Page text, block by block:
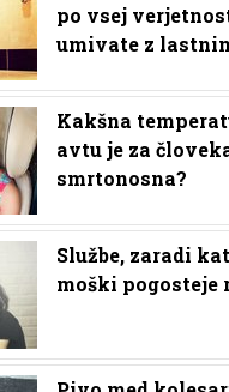
po vsej
umivate z
Kakšna
avtu je za
smrtonosna?
Službe, zaradi
moški pogosteje